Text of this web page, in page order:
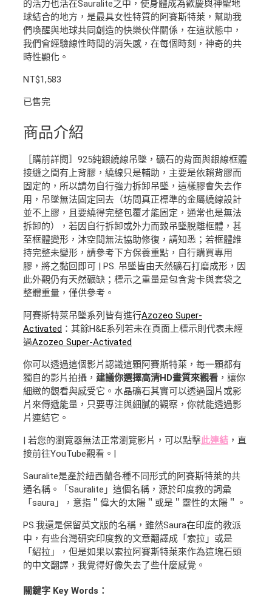
的活力也活在Sauralite之中，使身體成為歡慶與神聖地
球結合的地方，是最具女性特質的阿賽斯特萊，幫助我
們喚醒與地球共同創造的快樂伙伴關係，在這狀態中，
我們會經驗線性時間的消失感，在每個時刻，神奇的共
時性顯化。
NT$1,583
已售完
商品介紹
［購前詳閱］925純銀繞線吊墜，礦石的背面與銀線框體
接縫之間有上背膠，繞線只是輔助，主要是依賴背膠而
固定的，所以請勿自行強力拆卸吊墜，這樣膠會失去作
用，吊墜無法固定回去（坊間真正標準的金屬繞線設計
並不上膠，且要繞得完整包覆才能固定，通常也是無法
拆卸的），若因自行拆卸或外力而致吊墜脫離框體，甚
至框體變形，沐空間無法協助修復，請知悉；若框體維
持完整未變形，請參考下方保養重點，自行購買專用
膠，將之黏回即可 | PS. 吊墜皆由天然礦石打磨成形，因
此外觀仍有天然礦缺；標示之重量是包含背卡與套袋之
整體重量，僅供參考。
阿賽斯特萊吊墜系列皆有進行Azozeo Super-
Activated ：其餘H&E系列若未在頁面上標示則代表未經
過Azozeo Super-Activated
你可以透過這個影片認識這顆阿賽斯特萊，每一顆都有
獨自的影片拍攝， 建議你選擇高清HD畫質來觀看 ，讓你
細緻的觀看與感受它。水晶礦石其實可以透過圖片或影
片來傳遞能量，只要專注與細膩的觀察，你就能透過影
片連結它。
| 若您的瀏覽器無法正常瀏覽影片，可以點擊此連結 ，直
接前往YouTube觀看。|
Sauralite是產於紐西蘭各種不同形式的阿賽斯特萊的共
通名稱。「Sauralite」這個名稱，源於印度教的詞彙
「saura」，意指＂偉大的太陽＂或是＂靈性的太陽＂。
PS.我還是保留英文版的名稱，雖然Saura在印度的教派
中，有些台灣研究印度教的文章翻譯成「索拉」或是
「紹拉」，但是如果以索拉阿賽斯特萊來作為這塊石頭
的中文翻譯，我覺得好像失去了些什麼感覺。
關鍵字 Key Words：